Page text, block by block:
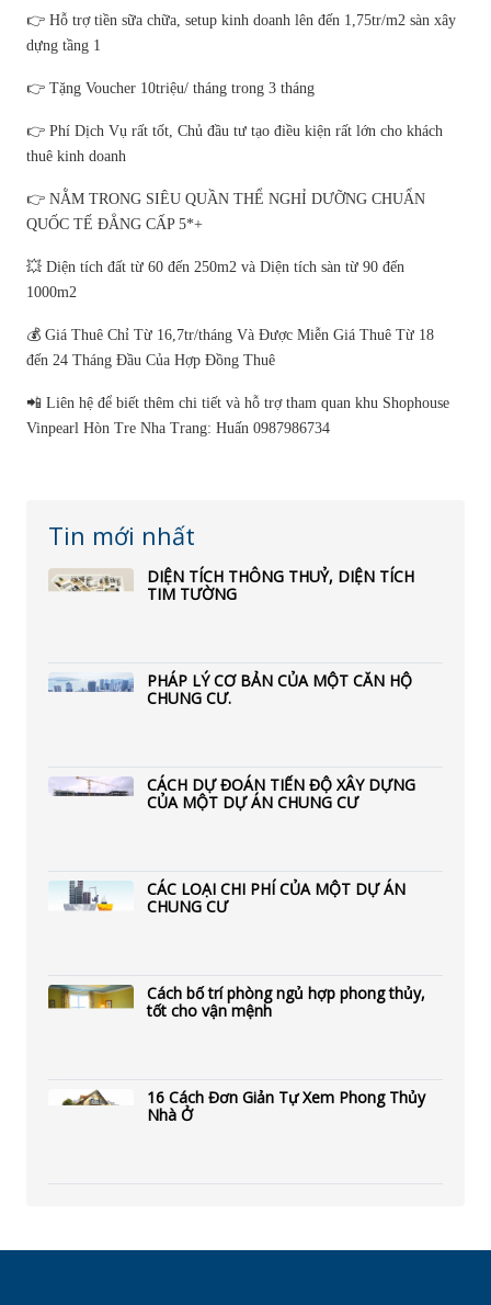
👉 Hỗ trợ tiền sữa chữa, setup kinh doanh lên đến 1,75tr/m2 sàn xây
dựng tầng 1
👉 Tặng Voucher 10triệu/ tháng trong 3 tháng
👉 Phí Dịch Vụ rất tốt, Chủ đầu tư tạo điều kiện rất lớn cho khách
thuê kinh doanh
👉 NẰM TRONG SIÊU QUẦN THỂ NGHỈ DƯỠNG CHUẨN
QUỐC TẾ ĐẲNG CẤP 5*+
💥 Diện tích đất từ 60 đến 250m2 và Diện tích sàn từ 90 đến
1000m2
💰 Giá Thuê Chỉ Từ 16,7tr/tháng Và Được Miễn Giá Thuê Từ 18
đến 24 Tháng Đầu Của Hợp Đồng Thuê
📲 Liên hệ để biết thêm chi tiết và hỗ trợ tham quan khu Shophouse
Vinpearl Hòn Tre Nha Trang: Huấn 0987986734
Tin mới nhất
DIỆN TÍCH THÔNG THUỶ, DIỆN TÍCH
TIM TƯỜNG
PHÁP LÝ CƠ BẢN CỦA MỘT CĂN HỘ
CHUNG CƯ.
CÁCH DỰ ĐOÁN TIẾN ĐỘ XÂY DỰNG
CỦA MỘT DỰ ÁN CHUNG CƯ
CÁC LOẠI CHI PHÍ CỦA MỘT DỰ ÁN
CHUNG CƯ
Cách bố trí phòng ngủ hợp phong thủy,
tốt cho vận mệnh
16 Cách Đơn Giản Tự Xem Phong Thủy
Nhà Ở